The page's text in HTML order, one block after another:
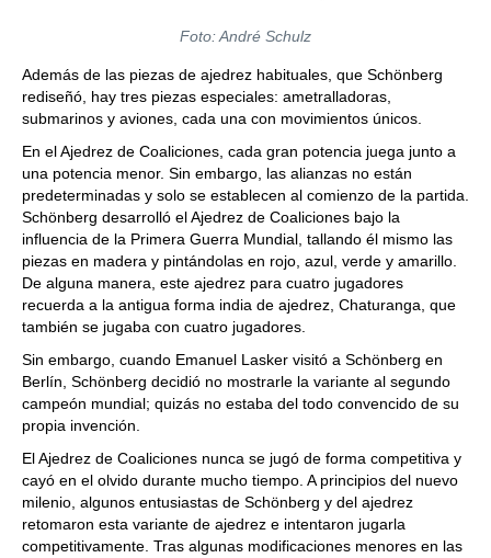
Foto: André Schulz
Además de las piezas de ajedrez habituales, que Schönberg
rediseñó, hay tres piezas especiales: ametralladoras,
submarinos y aviones, cada una con movimientos únicos.
En el Ajedrez de Coaliciones, cada gran potencia juega junto a
una potencia menor. Sin embargo, las alianzas no están
predeterminadas y solo se establecen al comienzo de la partida.
Schönberg desarrolló el Ajedrez de Coaliciones bajo la
influencia de la Primera Guerra Mundial, tallando él mismo las
piezas en madera y pintándolas en rojo, azul, verde y amarillo.
De alguna manera, este ajedrez para cuatro jugadores
recuerda a la antigua forma india de ajedrez, Chaturanga, que
también se jugaba con cuatro jugadores.
Sin embargo, cuando Emanuel Lasker visitó a Schönberg en
Berlín, Schönberg decidió no mostrarle la variante al segundo
campeón mundial; quizás no estaba del todo convencido de su
propia invención.
El Ajedrez de Coaliciones nunca se jugó de forma competitiva y
cayó en el olvido durante mucho tiempo. A principios del nuevo
milenio, algunos entusiastas de Schönberg y del ajedrez
retomaron esta variante de ajedrez e intentaron jugarla
competitivamente. Tras algunas modificaciones menores en las